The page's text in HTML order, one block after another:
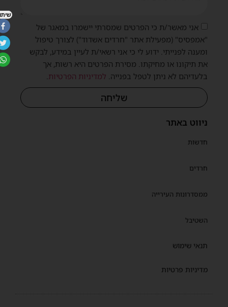
ניווט באתר
חדשות
חרדים
ממסדרונות העירייה
השטיבל
תנאי שימוש
מדיניות פרטיות
אני מאשר/ת כי הפרטים שמסרתי יישמרו במאגר של
"אמפסיס" (מפעילת אתר "חרדים אשדוד") לצורך טיפול
ומענה לפנייתי. ידוע לי כי אני רשאי/ת לעיין במידע, לבקש
את תיקונו או מחיקתו. מסירת הפרטים היא רשות, אך
בלעדיהם לא ניתן לטפל בפנייה.למדיניות הפרטיות.
שליחה
שיתוף